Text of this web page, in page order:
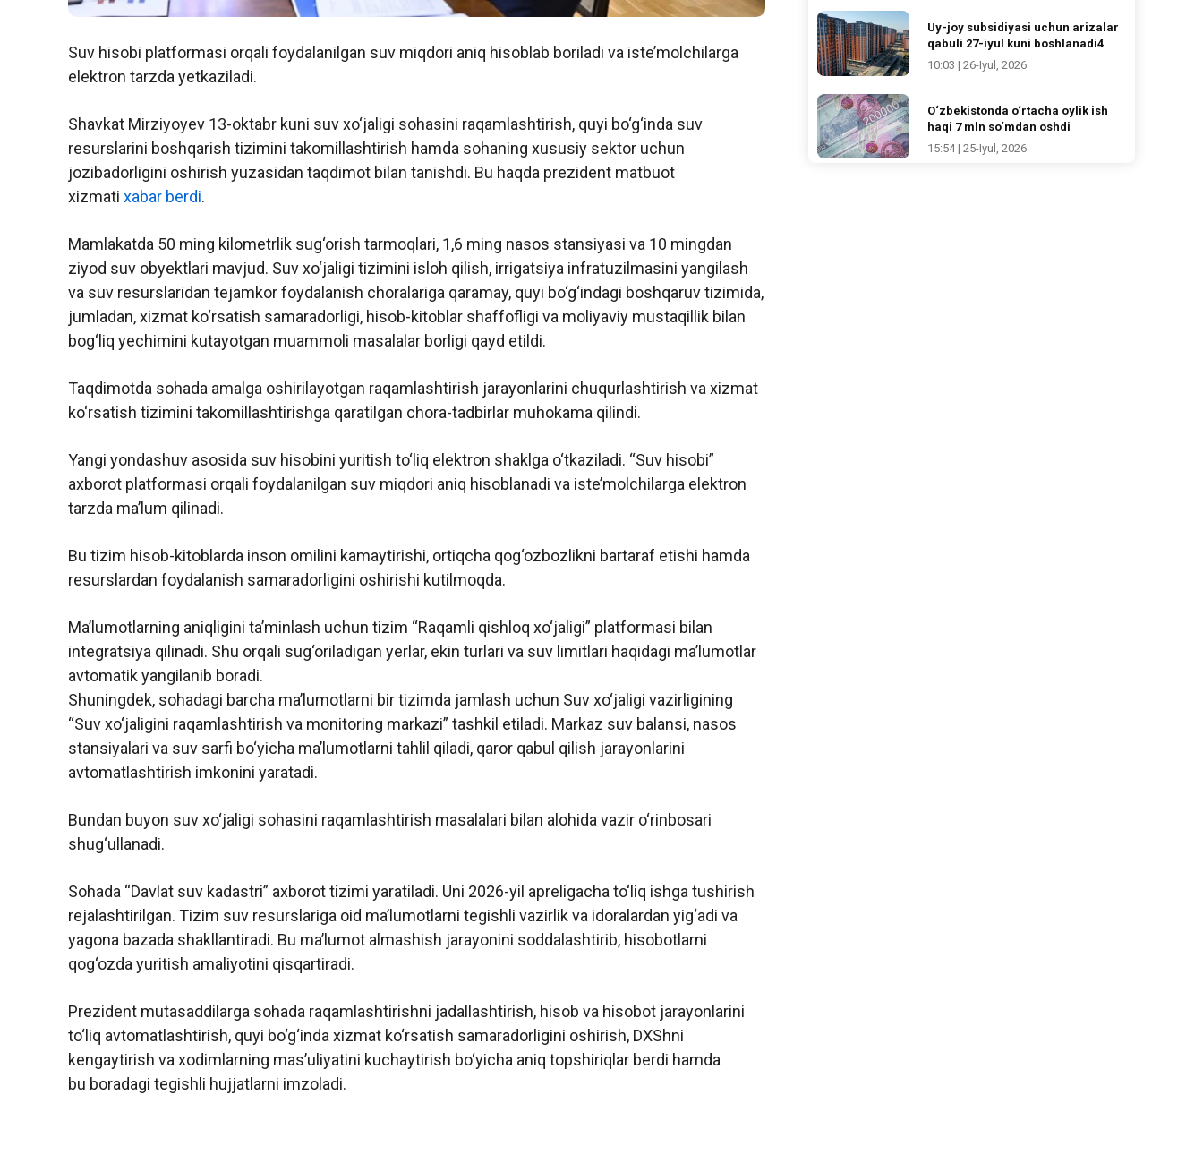
Suv hisobi platformasi orqali foydalanilgan suv miqdori aniq hisoblab boriladi va iste’molchilarga
elektron tarzda yetkaziladi.
Shavkat Mirziyoyev 13-oktabr kuni suv xo‘jaligi sohasini raqamlashtirish, quyi bo‘g‘inda suv
resurslarini boshqarish tizimini takomillashtirish hamda sohaning xususiy sektor uchun
jozibadorligini oshirish yuzasidan taqdimot bilan tanishdi. Bu haqda prezident matbuot
xizmati xabar berdi.
Mamlakatda 50 ming kilometrlik sug‘orish tarmoqlari, 1,6 ming nasos stansiyasi va 10 mingdan
ziyod suv obyektlari mavjud. Suv xo‘jaligi tizimini isloh qilish, irrigatsiya infratuzilmasini yangilash
va suv resurslaridan tejamkor foydalanish choralariga qaramay, quyi bo‘g‘indagi boshqaruv tizimida,
jumladan, xizmat ko‘rsatish samaradorligi, hisob-kitoblar shaffofligi va moliyaviy mustaqillik bilan
bog‘liq yechimini kutayotgan muammoli masalalar borligi qayd etildi.
Taqdimotda sohada amalga oshirilayotgan raqamlashtirish jarayonlarini chuqurlashtirish va xizmat
ko‘rsatish tizimini takomillashtirishga qaratilgan chora-tadbirlar muhokama qilindi.
Yangi yondashuv asosida suv hisobini yuritish to‘liq elektron shaklga o‘tkaziladi. “Suv hisobi”
axborot platformasi orqali foydalanilgan suv miqdori aniq hisoblanadi va iste’molchilarga elektron
tarzda ma’lum qilinadi.
Bu tizim hisob-kitoblarda inson omilini kamaytirishi, ortiqcha qog‘ozbozlikni bartaraf etishi hamda
resurslardan foydalanish samaradorligini oshirishi kutilmoqda.
Ma’lumotlarning aniqligini ta’minlash uchun tizim “Raqamli qishloq xo‘jaligi” platformasi bilan
integratsiya qilinadi. Shu orqali sug‘oriladigan yerlar, ekin turlari va suv limitlari haqidagi ma’lumotlar
avtomatik yangilanib boradi.
Shuningdek, sohadagi barcha ma’lumotlarni bir tizimda jamlash uchun Suv xo‘jaligi vazirligining
“Suv xo‘jaligini raqamlashtirish va monitoring markazi” tashkil etiladi. Markaz suv balansi, nasos
stansiyalari va suv sarfi bo‘yicha ma’lumotlarni tahlil qiladi, qaror qabul qilish jarayonlarini
avtomatlashtirish imkonini yaratadi.
Bundan buyon suv xo‘jaligi sohasini raqamlashtirish masalalari bilan alohida vazir o‘rinbosari
shug‘ullanadi.
Sohada “Davlat suv kadastri” axborot tizimi yaratiladi. Uni 2026-yil apreligacha to‘liq ishga tushirish
rejalashtirilgan. Tizim suv resurslariga oid ma’lumotlarni tegishli vazirlik va idoralardan yig‘adi va
yagona bazada shakllantiradi. Bu ma’lumot almashish jarayonini soddalashtirib, hisobotlarni
qog‘ozda yuritish amaliyotini qisqartiradi.
Prezident mutasaddilarga sohada raqamlashtirishni jadallashtirish, hisob va hisobot jarayonlarini
to‘liq avtomatlashtirish, quyi bo‘g‘inda xizmat ko‘rsatish samaradorligini oshirish, DXShni
kengaytirish va xodimlarning mas’uliyatini kuchaytirish bo‘yicha aniq topshiriqlar berdi hamda
bu boradagi tegishli hujjatlarni imzoladi.
Uy-joy subsidiyasi uchun arizalar
qabuli 27-iyul kuni boshlanadi4
10:03 | 26-Iyul, 2026
O‘zbekistonda o‘rtacha oylik ish
haqi 7 mln so‘mdan oshdi
15:54 | 25-Iyul, 2026